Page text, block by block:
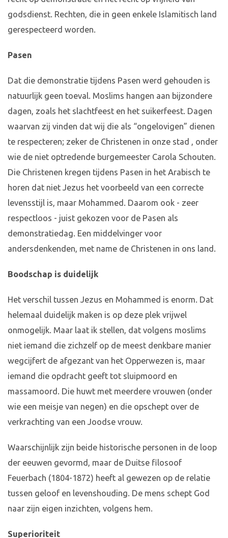
godsdienst. Rechten, die in geen enkele Islamitisch land
gerespecteerd worden.
Pasen
Dat die demonstratie tijdens Pasen werd gehouden is
natuurlijk geen toeval. Moslims hangen aan bijzondere
dagen, zoals het slachtfeest en het suikerfeest. Dagen
waarvan zij vinden dat wij die als “ongelovigen” dienen
te respecteren; zeker de Christenen in onze stad , onder
wie de niet optredende burgemeester Carola Schouten.
Die Christenen kregen tijdens Pasen in het Arabisch te
horen dat niet Jezus het voorbeeld van een correcte
levensstijl is, maar Mohammed. Daarom ook - zeer
respectloos - juist gekozen voor de Pasen als
demonstratiedag. Een middelvinger voor
andersdenkenden, met name de Christenen in ons land.
Boodschap is duidelijk
Het verschil tussen Jezus en Mohammed is enorm. Dat
helemaal duidelijk maken is op deze plek vrijwel
onmogelijk. Maar laat ik stellen, dat volgens moslims
niet iemand die zichzelf op de meest denkbare manier
wegcijfert de afgezant van het Opperwezen is, maar
iemand die opdracht geeft tot sluipmoord en
massamoord. Die huwt met meerdere vrouwen (onder
wie een meisje van negen) en die opschept over de
verkrachting van een Joodse vrouw.
Waarschijnlijk zijn beide historische personen in de loop
der eeuwen gevormd, maar de Duitse filosoof
Feuerbach (1804-1872) heeft al gewezen op de relatie
tussen geloof en levenshouding. De mens schept God
naar zijn eigen inzichten, volgens hem.
Superioriteit